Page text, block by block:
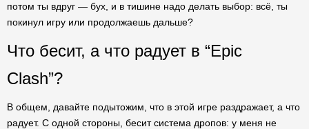
потом ты вдруг — бух, и в тишине надо делать выбор: всё, ты
покинул игру или продолжаешь дальше?
Что бесит, а что радует в “Epic
Clash”?
В общем, давайте подытожим, что в этой игре раздражает, а что
радует. С одной стороны, бесит система дропов: у меня не